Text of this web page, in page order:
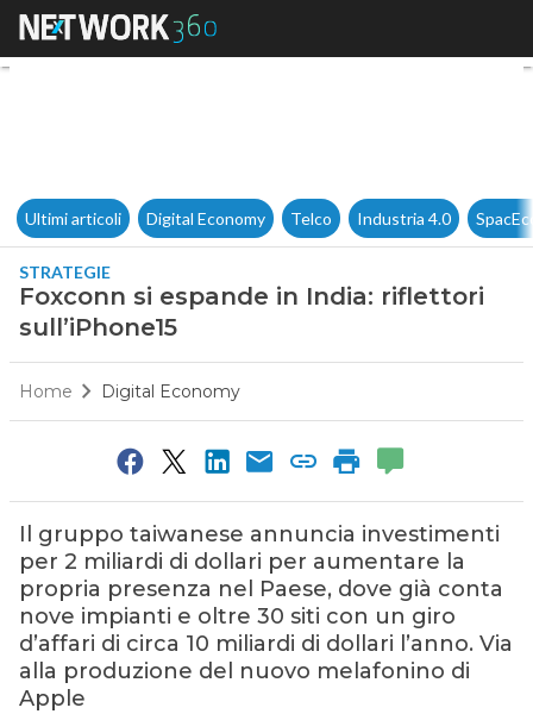
Foxconn si espande in India:
Ultimi articoli Digital Economy Telco Industria 4.0
STRATEGIE
Foxconn si espande in India: riflettori
sull’iPhone15
Home Digital Economy
Il gruppo taiwanese annuncia investimenti
per 2 miliardi di dollari per aumentare la
propria presenza nel Paese, dove già conta
nove impianti e oltre 30 siti con un giro
d’affari di circa 10 miliardi di dollari l’anno. Via
alla produzione del nuovo melafonino di
Apple